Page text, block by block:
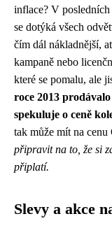
inflace? V
se dotýká všech
čím dál nákladnější,
kampaně nebo
které se pomalu, ale
roce 2013
spekuluje o ceně
tak může mít na
připravit na to, že si
připlatí.
Slevy a akce